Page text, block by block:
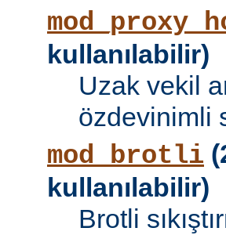
kullanılabilir)
Uzak vekil
özdevinimli
mod_brotli
kullanılabilir)
Brotli